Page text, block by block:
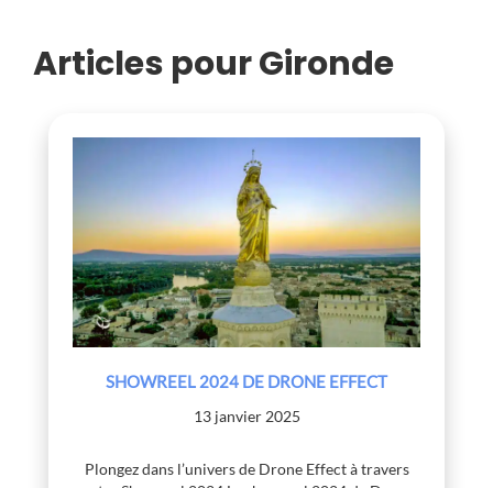
Articles pour Gironde
SHOWREEL 2024 DE DRONE EFFECT
13 janvier 2025
Plongez dans l’univers de Drone Effect à travers